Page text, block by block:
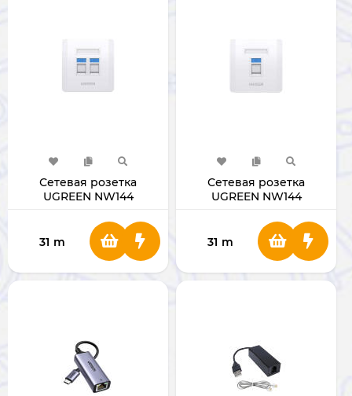
Сетевая розетка
UGREEN NW144
31 m
Сетевая розетка
UGREEN NW144
31 m